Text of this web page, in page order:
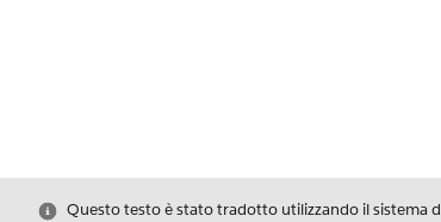
Chiudi
Questo testo è stato tradotto utilizzando il sistema